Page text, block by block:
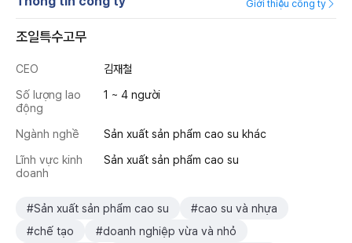
Giới thiệu công ty
조일특수고무
CEO
김재철
Số lượng lao
động
1 ~ 4 người
Ngành nghề
Sản xuất sản phẩm cao su khác
Lĩnh vực kinh
doanh
Sản xuất sản phẩm cao su
#Sản xuất sản phẩm cao su
#cao su và nhựa
#chế tạo
#doanh nghiệp vừa và nhỏ